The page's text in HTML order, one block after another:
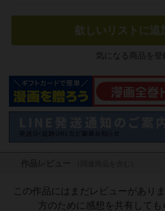
欲しいリストに追
気になる商品を登
この作品にはまだレビューがあり
方のために感想を共有しても